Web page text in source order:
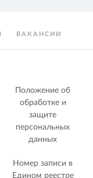
ВАКАНСИИ
Положение об
обработке и
защите
персональных
данных
Номер записи в
Едином реестре